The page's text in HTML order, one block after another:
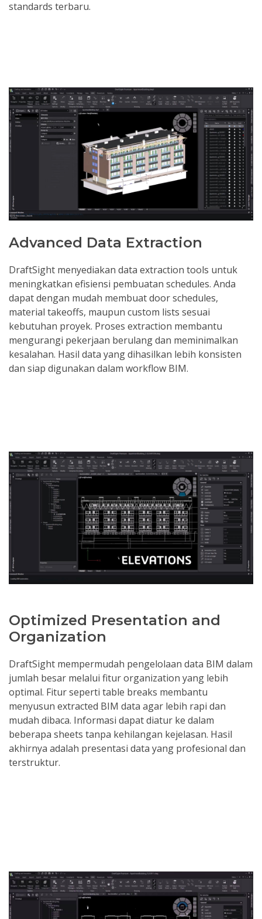
standards terbaru.
Advanced Data Extraction
DraftSight menyediakan data extraction tools untuk
meningkatkan efisiensi pembuatan schedules. Anda
dapat dengan mudah membuat door schedules,
material takeoffs, maupun custom lists sesuai
kebutuhan proyek. Proses extraction membantu
mengurangi pekerjaan berulang dan meminimalkan
kesalahan. Hasil data yang dihasilkan lebih konsisten
dan siap digunakan dalam workflow BIM.
Optimized Presentation and
Organization
DraftSight mempermudah pengelolaan data BIM dalam
jumlah besar melalui fitur organization yang lebih
optimal. Fitur seperti table breaks membantu
menyusun extracted BIM data agar lebih rapi dan
mudah dibaca. Informasi dapat diatur ke dalam
beberapa sheets tanpa kehilangan kejelasan. Hasil
akhirnya adalah presentasi data yang profesional dan
terstruktur.